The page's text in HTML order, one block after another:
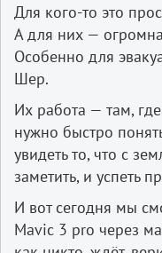
Для кого-то это
А для них —
Особенно для
Шер.
Их работа — там,
нужно быстро
увидеть то, что с
заметить, и успеть
И вот сегодня мы
Mavic 3 pro через